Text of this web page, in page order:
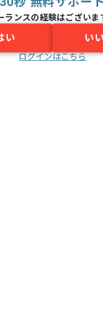
ランスの経験はございま
い い
ログインはこちら